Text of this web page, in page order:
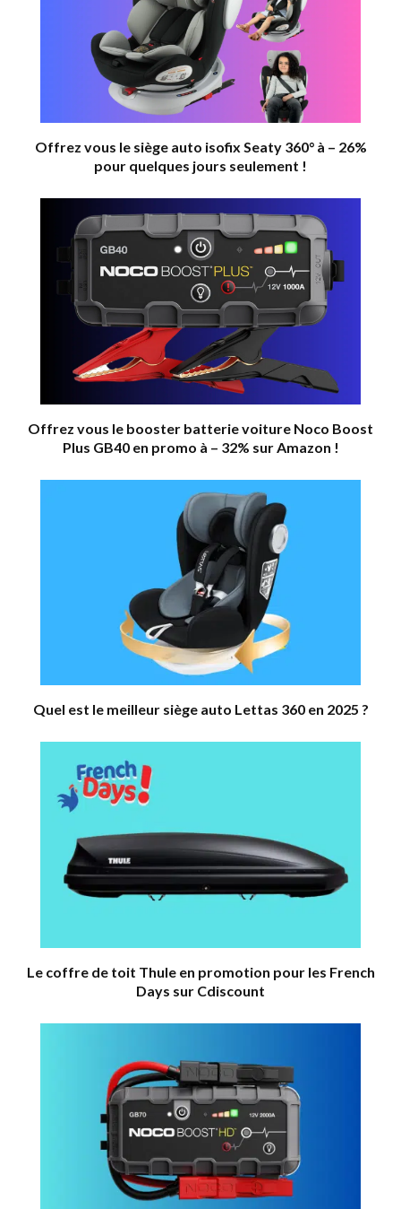
Offrez vous le siège auto isofix Seaty 360° à – 26%
pour quelques jours seulement !
Offrez vous le booster batterie voiture Noco Boost
Plus GB40 en promo à – 32% sur Amazon !
Quel est le meilleur siège auto Lettas 360 en 2025 ?
Le coffre de toit Thule en promotion pour les French
Days sur Cdiscount